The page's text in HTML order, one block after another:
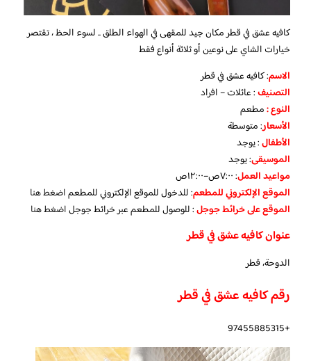
كافيه عشق في قطر مكان جيد للمقهى في الهواء الطلق .. لسوء الحظ ، تقتصر
خيارات الشاي على نوعين أو ثلاثة أنواع فقط
الاسم: كافيه عشق في قطر
التصنيف: عائلات – افراد
النوع :مطعم
الأسعار:متوسطة
الأطفال:يوجد
الموسيقى:يوجد
مواعيد العمل: ٧:٠٠ص–١٢:٠٠ص
الموقع الإلكتروني للمطعم: للدخول للموقع الإلكتروني للمطعماضغط هنا
الموقع على خرائط جوجل: للوصول للمطعم عبر خرائط جوجلاضغط هنا
عنوان كافيه عشق في قطر
الدوحة، قطر
رقم كافيه عشق في قطر
+97455885315